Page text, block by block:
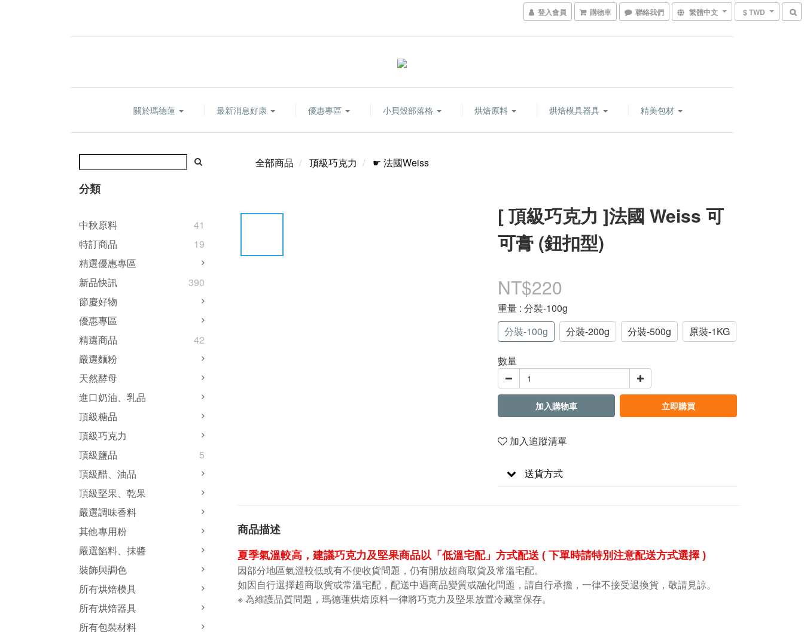
登入會員 購物車 聯絡我們 繁體中文 $ TWD
關於瑪德蓮 最新消息好康 優惠專區 小貝殼部落格 烘焙原料 烘焙模具器具 精美包材
分類
中秋原料
41
特訂商品
19
精選優惠專區
新品快訊
390
節慶好物
優惠專區
精選商品
42
嚴選麵粉
天然酵母
進口奶油、乳品
頂級糖品
頂級巧克力
頂級鹽品
5
頂級醋、油品
頂級堅果、乾果
嚴選調味香料
其他專用粉
嚴選餡料、抹醬
裝飾與調色
所有烘焙模具
所有烘焙器具
所有包裝材料
全部商品 頂級巧克力 ☛ 法國Weiss
[ 頂級巧克力 ]法國 Weiss 可
可膏 (鈕扣型)
NT$220
重量 : 分裝-100g
分裝-100g
分裝-200g 分裝-500g 原裝-1KG
數量
加入購物車 立即購買
加入追蹤清單
送貨方式
商品描述
夏季氣溫較高，建議巧克力及堅果商品以「低溫宅配」方式配送 ( 下單時請特別注意配送方式選擇 )
因部分地區氣溫較低或有不便收貨問題，仍有開放超商取貨及常溫宅配。
如因自行選擇超商取貨或常溫宅配，配送中遇商品變質或融化問題，請自行承擔，一律不接受退換貨，敬請見諒。
※ 為維護品質問題，瑪德蓮烘焙原料一律將巧克力及堅果放置冷藏室保存。